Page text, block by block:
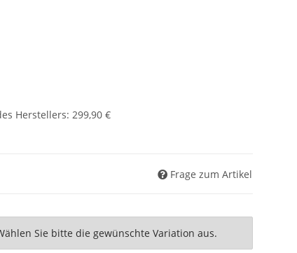
Herstellers: 299,90 €
Frage zum Artikel
Sie bitte die gewünschte Variation aus.